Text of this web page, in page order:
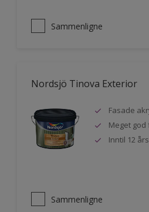
Sammenligne
Nordsjö Tinova Exterior
Fasade
Meget
Inntil 12
Sammenligne